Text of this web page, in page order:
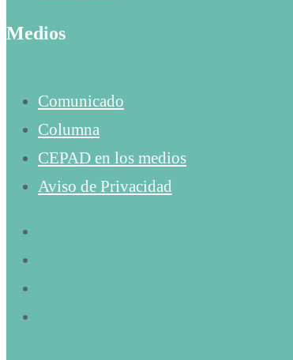
Medios
Comunicado
Columna
CEPAD en los medios
Aviso de Privacidad